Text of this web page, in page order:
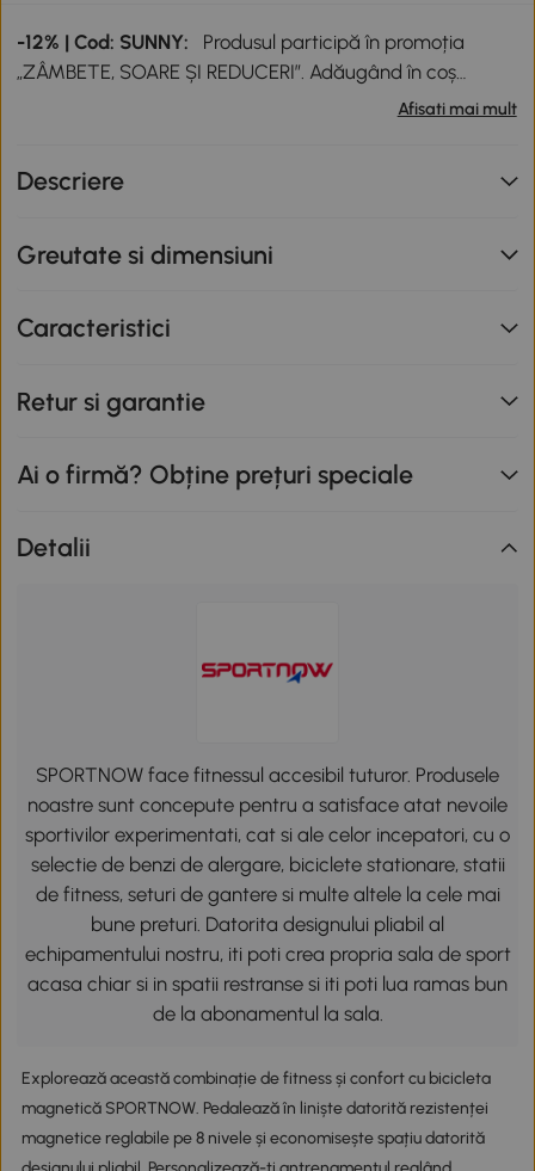
-12% | Cod: SUNNY:
Produsul participă în promoția
„ZÂMBETE, SOARE ȘI REDUCERI”. Adăugând în coș
produse participante în valoare totală de peste 799 lei,
valabilă până la data de 12.08.2026.
Afisati mai mult
Descriere
Greutate si dimensiuni
Caracteristici
Retur si garantie
Ai o firmă? Obține prețuri speciale
Detalii
SPORTNOW face fitnessul accesibil tuturor. Produsele
noastre sunt concepute pentru a satisface atat nevoile
sportivilor experimentati, cat si ale celor incepatori, cu o
selectie de benzi de alergare, biciclete stationare, statii
de fitness, seturi de gantere si multe altele la cele mai
bune preturi. Datorita designului pliabil al
echipamentului nostru, iti poti crea propria sala de sport
acasa chiar si in spatii restranse si iti poti lua ramas bun
de la abonamentul la sala.
Explorează această combinație de fitness și confort cu bicicleta
magnetică SPORTNOW. Pedalează în liniște datorită rezistenței
magnetice reglabile pe 8 nivele și economisește spațiu datorită